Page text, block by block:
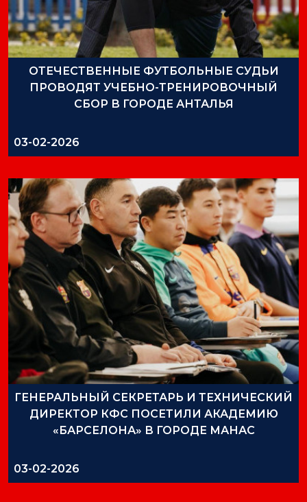
ОТЕЧЕСТВЕННЫЕ ФУТБОЛЬНЫЕ СУДЬИ
ПРОВОДЯТ УЧЕБНО-ТРЕНИРОВОЧНЫЙ
СБОР В ГОРОДЕ АНТАЛЬЯ
03-02-2026
ГЕНЕРАЛЬНЫЙ СЕКРЕТАРЬ И ТЕХНИЧЕСКИЙ
ДИРЕКТОР КФС ПОСЕТИЛИ АКАДЕМИЮ
«БАРСЕЛОНА» В ГОРОДЕ МАНАС
03-02-2026